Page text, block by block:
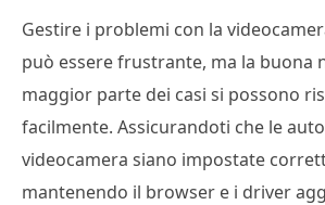
Gestire i problemi con la
può essere frustrante, ma la buona
maggior parte dei casi si possono
facilmente. Assicurandoti che le
videocamera siano impostate
mantenendo il browser e i driver